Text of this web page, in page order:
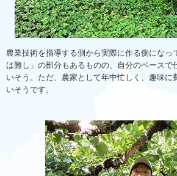
農業技術を指導する側から実際に作る側になっ
は難し」の部分もあるものの、自分のペースで
いそう。ただ、農家として年中忙しく、趣味に
いそうです。